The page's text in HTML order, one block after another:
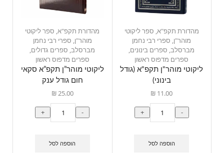
מהדורת תקפ"א, ספר ליקוטי
מוהר"ן, ספרי רבי נחמן
מברסלב, ספרים בינונים,
ספרים מדפוס ראשון
ליקוטי מוהר"ן תקפ"א (גודל
בינוני)
₪ 11.00
-
+
הוספה לסל
מהדורת תקפ"א, ספר ליקוטי
מוהר"ן, ספרי רבי נחמן
מברסלב, ספרים גדולים,
ספרים מדפוס ראשון
ליקוטי מוהר”ן תקפ”א סקאי
חום גודל ענק
₪25.00
-
+
הוספה לסל